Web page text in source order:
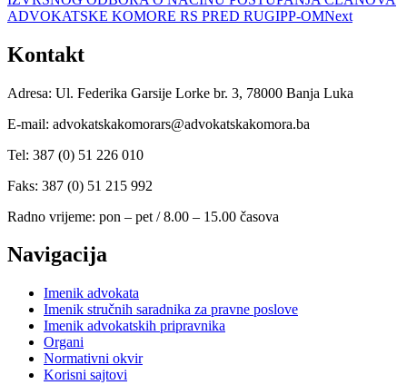
ADVOKATSKE KOMORE RS PRED RUGIPP-OMNext
Kontakt
Adresa: Ul. Federika Garsije Lorke br. 3, 78000 Banja Luka
E-mail: advokatskakomorars@advokatskakomora.ba
Tel: 387 (0) 51 226 010
Faks: 387 (0) 51 215 992
Radno vrijeme: pon – pet / 8.00 – 15.00 časova
Navigacija
Imenik advokata
Imenik stručnih saradnika za pravne poslove
Imenik advokatskih pripravnika
Organi
Normativni okvir
Korisni sajtovi